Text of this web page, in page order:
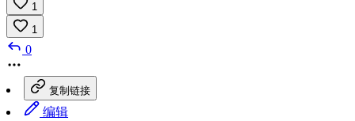
1
1
0
复制链接
编辑